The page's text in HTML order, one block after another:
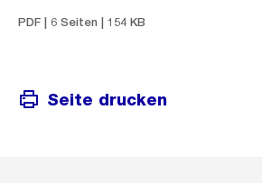
PDF | 6 Seiten | 154 KB
Seite drucken